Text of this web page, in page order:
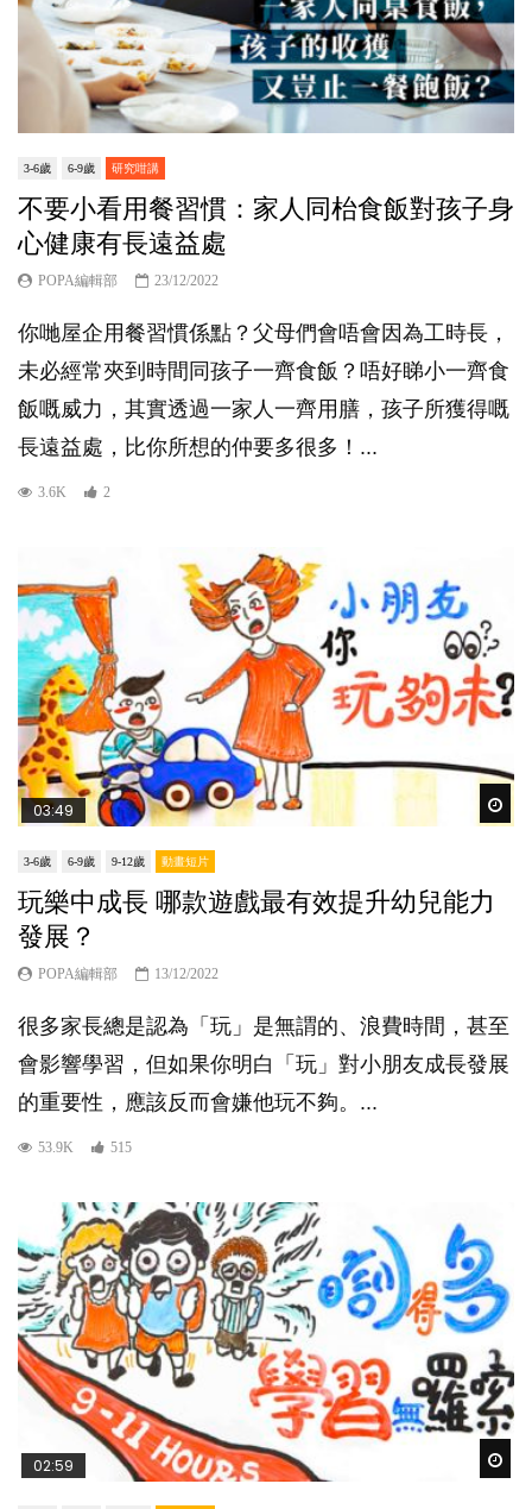
3-6歲 6-9歲 研究咁講
不要小看用餐習慣：家人同枱食飯對孩子身
心健康有長遠益處
POPA編輯部 23/12/2022
你哋屋企用餐習慣係點？父母們會唔會因為工時長，
未必經常夾到時間同孩子一齊食飯？唔好睇小一齊食
飯嘅威力，其實透過一家人一齊用膳，孩子所獲得嘅
長遠益處，比你所想的仲要多很多！...
3.6K 2
03:49
3-6歲 6-9歲 9-12歲 動畫短片
玩樂中成長 哪款遊戲最有效提升幼兒能力
發展？
POPA編輯部 13/12/2022
很多家長總是認為「玩」是無謂的、浪費時間，甚至
會影響學習，但如果你明白「玩」對小朋友成長發展
的重要性，應該反而會嫌他玩不夠。...
53.9K 515
02:59